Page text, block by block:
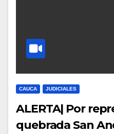
CAUCA JUDICIALES
ALERTA| Por
quebrada San